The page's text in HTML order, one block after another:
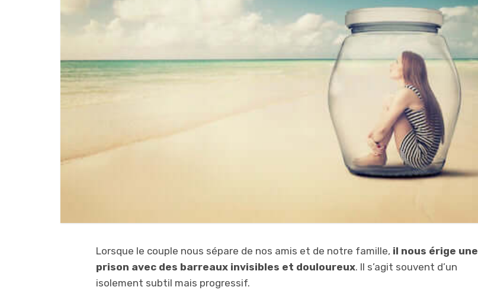
Lorsque le couple nous sépare de nos amis et de notre famille, il nous érige une
prison avec des barreaux invisibles et douloureux. Il s’agit souvent d’un
isolement subtil mais progressif.